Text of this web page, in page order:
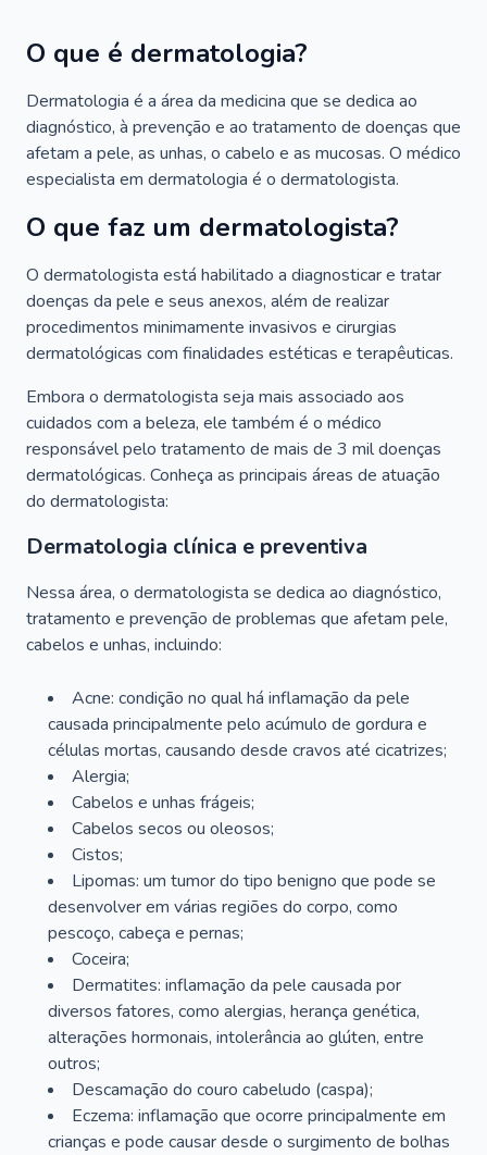
O que é dermatologia?
Dermatologia é a área da medicina que se dedica ao
diagnóstico, à prevenção e ao tratamento de doenças que
afetam a pele, as unhas, o cabelo e as mucosas. O médico
especialista em dermatologia é o dermatologista.
O que faz um dermatologista?
O dermatologista está habilitado a diagnosticar e tratar
doenças da pele e seus anexos, além de realizar
procedimentos minimamente invasivos e cirurgias
dermatológicas com finalidades estéticas e terapêuticas.
Embora o dermatologista seja mais associado aos
cuidados com a beleza, ele também é o médico
responsável pelo tratamento de mais de 3 mil doenças
dermatológicas. Conheça as principais áreas de atuação
do dermatologista:
Dermatologia clínica e preventiva
Nessa área, o dermatologista se dedica ao diagnóstico,
tratamento e prevenção de problemas que afetam pele,
cabelos e unhas, incluindo:
Acne: condição no qual há inflamação da pele
causada principalmente pelo acúmulo de gordura e
células mortas, causando desde cravos até cicatrizes;
Alergia;
Cabelos e unhas frágeis;
Cabelos secos ou oleosos;
Cistos;
Lipomas: um tumor do tipo benigno que pode se
desenvolver em várias regiões do corpo, como
pescoço, cabeça e pernas;
Coceira;
Dermatites: inflamação da pele causada por
diversos fatores, como alergias, herança genética,
alterações hormonais, intolerância ao glúten, entre
outros;
Descamação do couro cabeludo (caspa);
Eczema: inflamação que ocorre principalmente em
crianças e pode causar desde o surgimento de bolhas